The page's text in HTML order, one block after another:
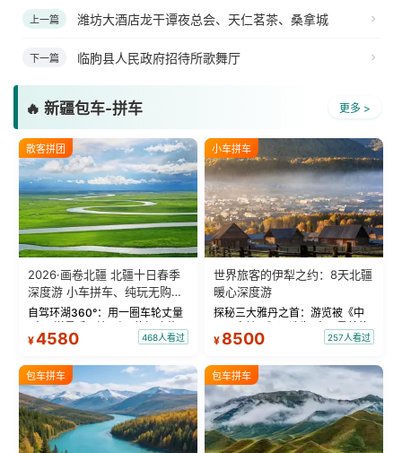
上一篇 潍坊大酒店龙干谭夜总会、天仁茗茶、桑拿城
下一篇 临朐县人民政府招待所歌舞厅
🔥 新疆包车-拼车 更多 >
散客拼团
2026·画卷北疆 北疆十日春季
深度游 小车拼车、纯玩无购
物！
自驾环湖360°：用一圈车轮丈量
“大西洋最后一滴眼泪”的极致蔚
蓝。 赛湖旅拍：甄选多款风格服
绝美瞬间。 赛湖坦克300跟车视
频：专业摄影师...
¥4580 468人看过
小车拼车
世界旅客的伊犁之约：8天北疆
暖心深度游
探秘三大雅丹之首：游览被《中
国国家地理》评选为“中国最美的
三大雅丹”第一名的克拉玛依魔鬼
瓦人最大村落——禾木村，欣赏
晨雾与小木...
¥ 8500 257人看过
包车拼车 包车拼车